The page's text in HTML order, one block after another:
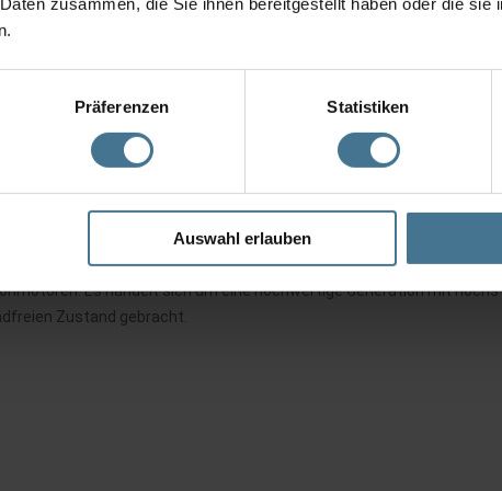
Präferenzen Statistiken
Auswahl erlauben
auch die Instandsetzung mit einer Lieferzeit von ca. 3 – 5
Es handelt sich um eine hochwertige Generation mit
Zustand gebracht.